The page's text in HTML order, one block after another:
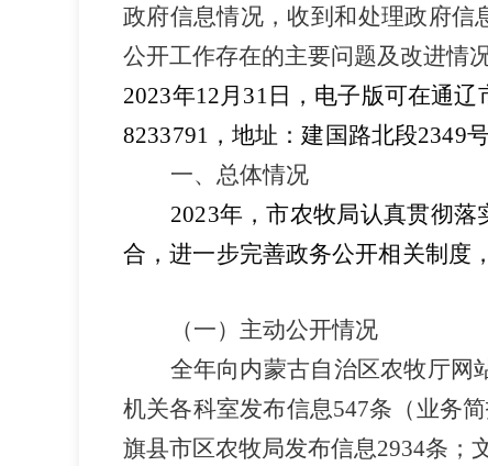
政府信息情况，收到和处理政府信
公开工作存在的主要问题及改进情
2023年12月 31 日，电子版可在通辽
8233791 ，地址：建国路北段2349
一、总体情况
2023年，市农牧局认真贯彻落
合，进一步完善政务公开相关制度
（一）主动公开情况
全年向内蒙古自治区农牧厅网
机关各科室发布信息547条（业务
旗县市区农牧局发布信息2934条 ；